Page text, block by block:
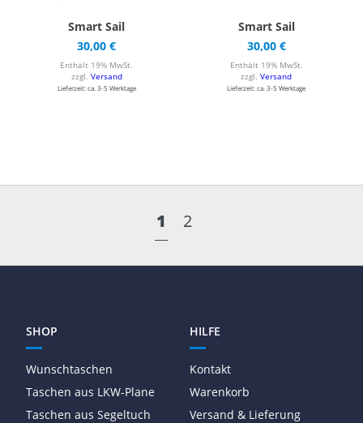
Smart Sail
30,00€
Enthält 19% MwSt.
zzgl. Versand
Lieferzeit: ca. 3-5 Werktage
Smart Sail
30,00 €
Enthält 19% MwSt.
zzgl.Versand
Lieferzeit: ca. 3-5 Werktage
1 2
SHOP
Wunschtaschen
Taschen aus LKW-Plane
Taschen aus Segeltuch
HILFE
Kontakt
Warenkorb
Versand & Lieferung